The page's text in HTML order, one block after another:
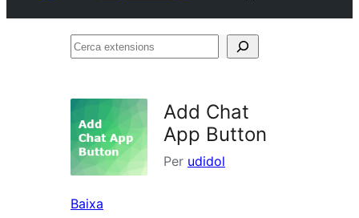
Cerca
Add Chat
App Button
Per udidol
Baixa